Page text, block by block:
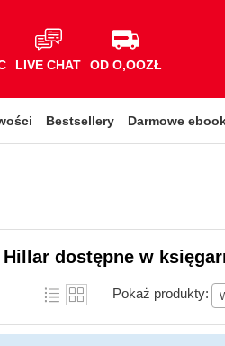
LIVE CHAT OD O,OOZŁ
Bestsellery Darmowe
Hillar dostępne w
Pokaż produkty: